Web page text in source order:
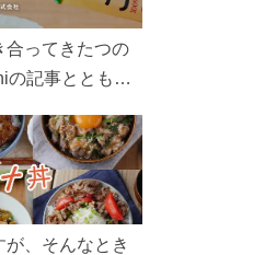
合ってきたつの
の記事とともに
こだわりまで。
るコンテンツを
、そんなとき